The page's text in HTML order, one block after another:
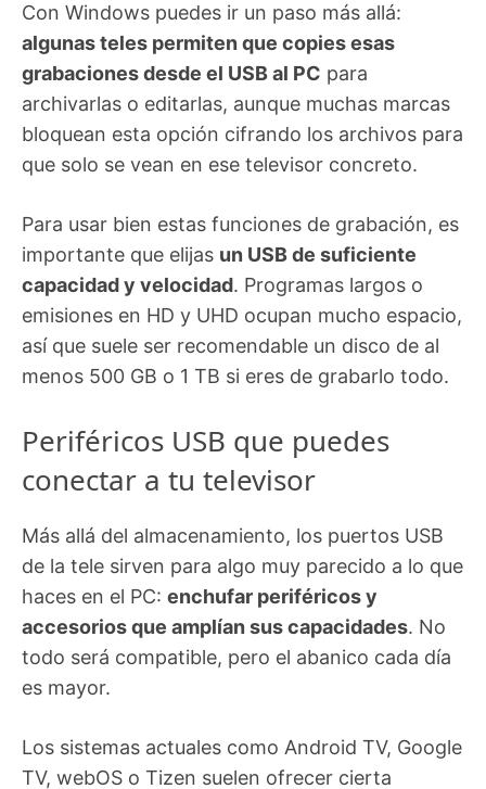
Con Windows puedes ir un paso más allá:
algunas teles permiten que copies esas
grabaciones desde el USB al PC para
archivarlas o editarlas, aunque muchas marcas
bloquean esta opción cifrando los archivos para
que solo se vean en ese televisor concreto.
Para usar bien estas funciones de grabación, es
importante que elijas un USB de suficiente
capacidad y velocidad. Programas largos o
emisiones en HD y UHD ocupan mucho espacio,
así que suele ser recomendable un disco de al
menos 500 GB o 1 TB si eres de grabarlo todo.
Periféricos USB que puedes
conectar a tu televisor
Más allá del almacenamiento, los puertos USB
de la tele sirven para algo muy parecido a lo que
haces en el PC: enchufar periféricos y
accesorios que amplían sus capacidades. No
todo será compatible, pero el abanico cada día
es mayor.
Los sistemas actuales como Android TV, Google
TV, webOS o Tizen suelen ofrecer cierta